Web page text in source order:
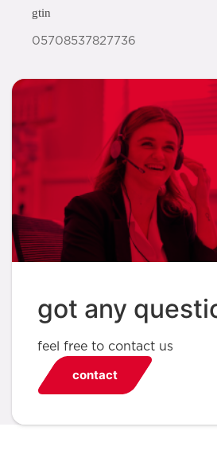
gtin
05708537827736
got any
feel free to contact us
contact